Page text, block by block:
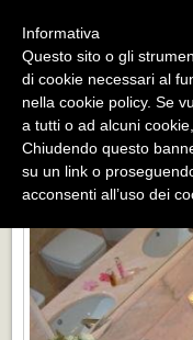
INDIETRO
RIVESTIMENTO E TOP
AURORA
Informativa
Questo sito o gli
di cookie necessari al
nella cookie policy. Se
a tutti o ad alcuni
Chiudendo questo
su un link o
acconsenti all’uso dei